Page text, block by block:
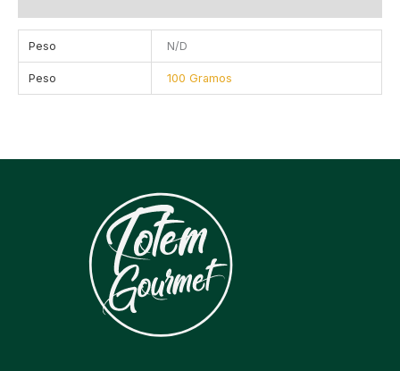
Peso N/D
Peso 100 Gramos